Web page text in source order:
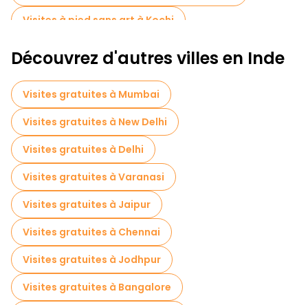
Visites à pied sans art à Kochi
Visites à pied gratuites pour les familles à Kochi
Visites de dégustation locales à Kochi
Excursions d'une journée gratuites à Kochi
Visites gratuites à proximité Mattancherry Palace
Visites gratuites à proximité Paradesi Synagogue
Visites gratuites à proximité Chinese Fishing Nets
Découvrez d'autres villes en Inde
Visites gratuites à Mumbai
Visites gratuites à New Delhi
Visites gratuites à Delhi
Visites gratuites à Varanasi
Visites gratuites à Jaipur
Visites gratuites à Chennai
Visites gratuites à Jodhpur
Visites gratuites à Bangalore